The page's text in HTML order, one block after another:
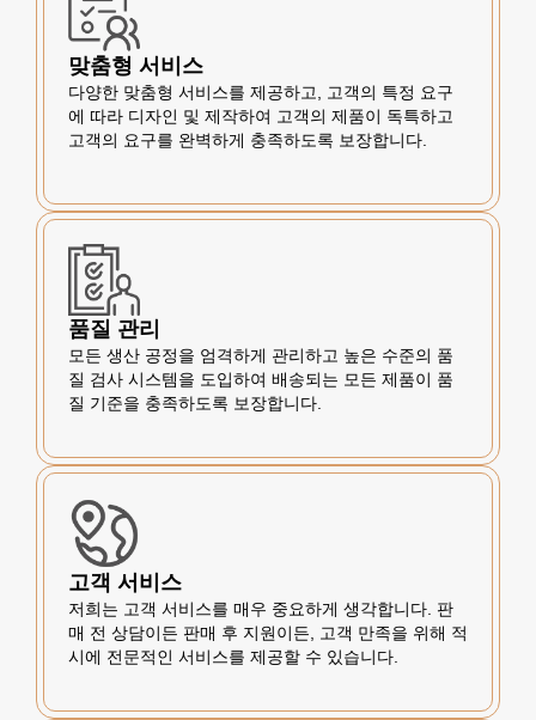
맞춤형 서비스
다양한 맞춤형 서비스를 제공하고, 고객의 특정 요구
에 따라 디자인 및 제작하여 고객의 제품이 독특하고
고객의 요구를 완벽하게 충족하도록 보장합니다.
품질 관리
모든 생산 공정을 엄격하게 관리하고 높은 수준의 품
질 검사 시스템을 도입하여 배송되는 모든 제품이 품
질 기준을 충족하도록 보장합니다.
고객 서비스
저희는 고객 서비스를 매우 중요하게 생각합니다. 판
매 전 상담이든 판매 후 지원이든, 고객 만족을 위해 적
시에 전문적인 서비스를 제공할 수 있습니다.